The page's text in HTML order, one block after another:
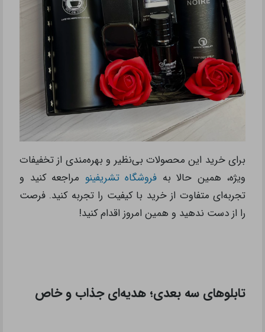
برای خرید این محصولات بی‌نظیر و بهره‌مندی از تخفیفات
ویژه، همین حالا به فروشگاه تشریفینو مراجعه کنید و
تجربه‌ای متفاوت از خرید با کیفیت را تجربه کنید. فرصت
را از دست ندهید و همین امروز اقدام کنید!
تابلوهای سه بعدی؛ هدیه‌ای جذاب و خاص